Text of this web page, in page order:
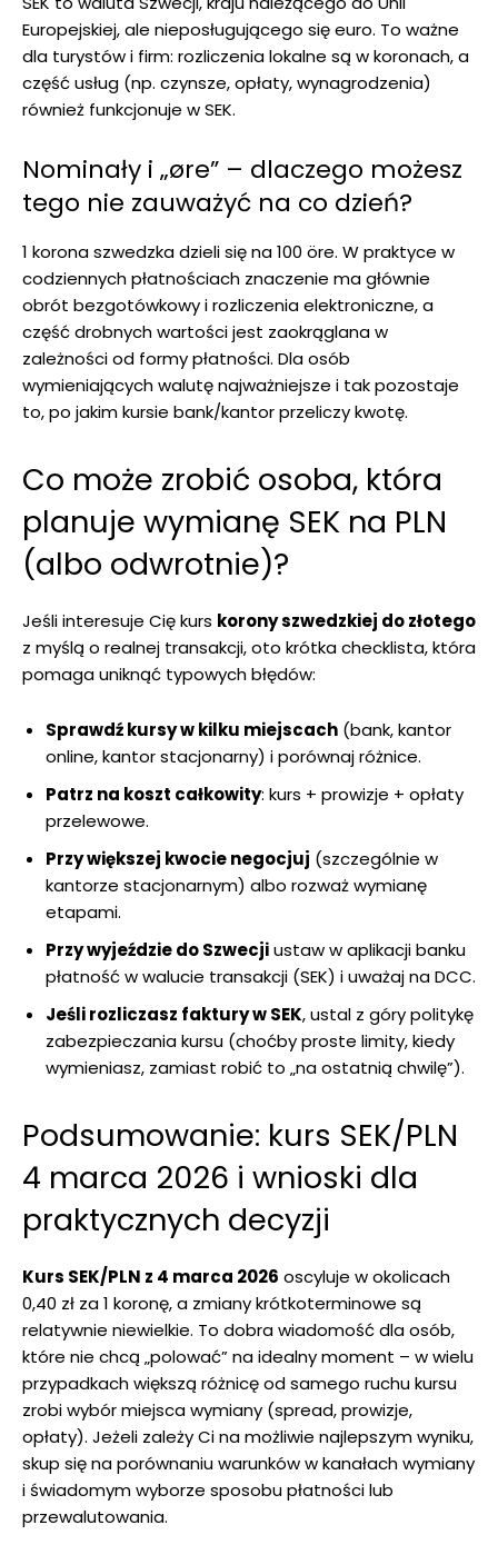
Europejskiej, ale nieposługującego się euro. To ważne
dla turystów i firm: rozliczenia lokalne są w koronach, a
część usług (np. czynsze, opłaty, wynagrodzenia)
również funkcjonuje w SEK.
Nominały i „øre” – dlaczego możesz
tego nie zauważyć na co dzień?
1 korona szwedzka dzieli się na 100 öre. W praktyce w
codziennych płatnościach znaczenie ma głównie
obrót bezgotówkowy i rozliczenia elektroniczne, a
część drobnych wartości jest zaokrąglana w
zależności od formy płatności. Dla osób
wymieniających walutę najważniejsze i tak pozostaje
to, po jakim kursie bank/kantor przeliczy kwotę.
Co może zrobić osoba, która
planuje wymianę SEK na PLN
(albo odwrotnie)?
Jeśli interesuje Cię kurs korony szwedzkiej do złotego
z myślą o realnej transakcji, oto krótka checklista, która
pomaga uniknąć typowych błędów:
Sprawdź kursy w kilku miejscach (bank, kantor
online, kantor stacjonarny) i porównaj różnice.
Patrz na koszt całkowity: kurs + prowizje + opłaty
przelewowe.
Przy większej kwocie negocjuj (szczególnie w
kantorze stacjonarnym) albo rozważ wymianę
etapami.
Przy wyjeździe do Szwecjiustaw w aplikacji banku
płatność w walucie transakcji (SEK) i uważaj na DCC.
Jeśli rozliczasz faktury w SEK, ustal z góry politykę
zabezpieczania kursu (choćby proste limity, kiedy
wymieniasz, zamiast robić to „na ostatnią chwilę”).
Podsumowanie: kurs SEK/PLN
4 marca 2026 i wnioski dla
praktycznych decyzji
Kurs SEK/PLN z 4 marca 2026 oscyluje w okolicach
0,40 zł za 1 koronę, a zmiany krótkoterminowe są
relatywnie niewielkie. To dobra wiadomość dla osób,
które nie chcą „polować” na idealny moment – w wielu
przypadkach większą różnicę od samego ruchu kursu
zrobi wybór miejsca wymiany (spread, prowizje,
opłaty). Jeżeli zależy Ci na możliwie najlepszym wyniku,
skup się na porównaniu warunków w kanałach wymiany
i świadomym wyborze sposobu płatności lub
przewalutowania.